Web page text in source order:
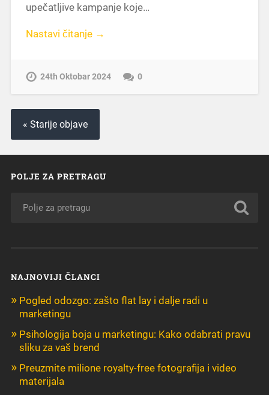
upečatljive kampanje koje…
Nastavi čitanje →
24th Oktobar 2024 0
« Starije objave
POLJE ZA PRETRAGU
NAJNOVIJI ČLANCI
Pogled odozgo: zašto flat lay i dalje radi u
marketingu
Psihologija boja u marketingu: Kako odabrati pravu
sliku za vaš brend
Preuzmite milione royalty-free fotografija i video
materijala